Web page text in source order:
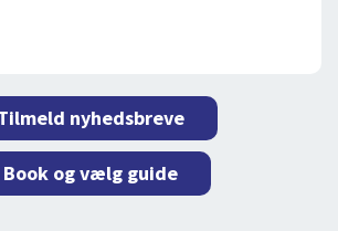
nyhedsbreve
Book og vælg guide